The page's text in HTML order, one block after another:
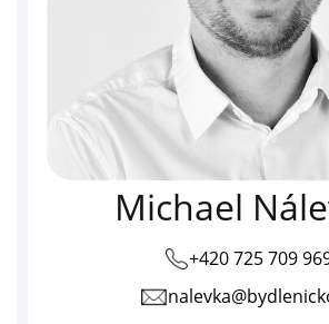
Michael
+420 725 709